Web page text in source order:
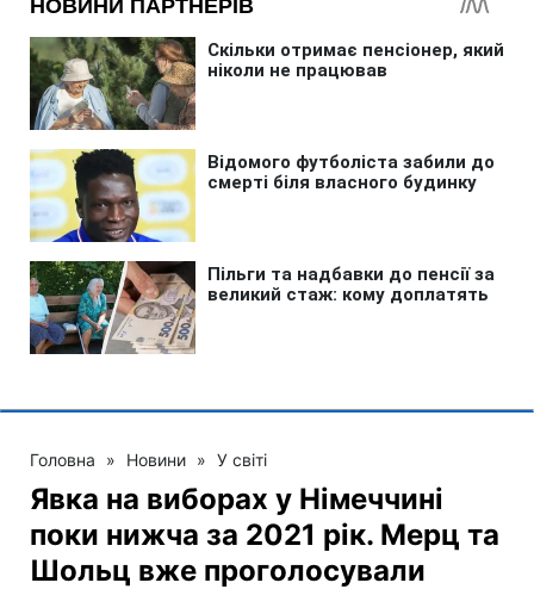
Головна » Новини » У світі
Явка на виборах у Німеччині
поки нижча за 2021 рік. Мерц та
Шольц вже проголосували